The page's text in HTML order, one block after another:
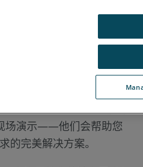
捕捉解决方案需要耗费时
为您提供帮助！与我们的
场演示——他们会帮助您
的完美解决方案。